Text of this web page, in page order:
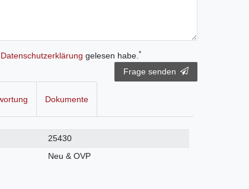
Daten­schutz­erklärung gelesen habe.*
Frage senden
Dokumente
25430
Neu & OVP